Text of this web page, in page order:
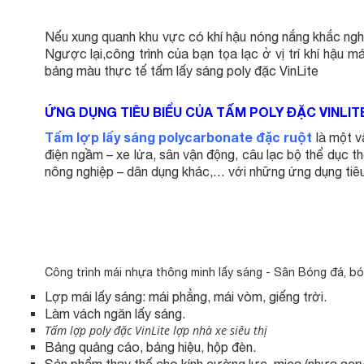
Nếu xung quanh khu vực có khí hậu nóng nắng khắc
Ngược lại,công trình của bạn tọa lạc ở vị trí khí hậu
bảng màu thực tế tấm lấy sáng poly đặc VinLite
ỨNG DỤNG TIÊU BIỂU CỦA TẤM POLY ĐẶC
Tấm lợp lấy sáng polycarbonate đặc ruột là một
điện ngầm – xe lửa, sân vận động, câu lạc bộ thể dục
nông nghiệp – dân dụng khác,… với những ứng dụng
Công trình mái nhựa thông minh lấy sáng - Sân Bóng đá,
Lợp mái lấy sáng: mái phẳng, mái vòm, giếng trời.
Làm vách ngăn lấy sáng.
Tấm lợp poly đặc VinLite lợp nhà xe siêu thị
Bảng quảng cáo, bảng hiệu, hộp đèn.